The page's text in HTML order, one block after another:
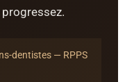
dentistes — RPPS